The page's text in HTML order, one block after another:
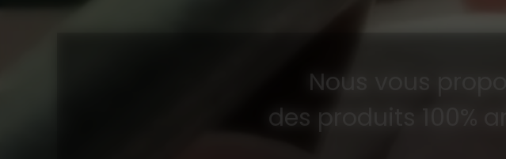
Nous vous
des produits 100%